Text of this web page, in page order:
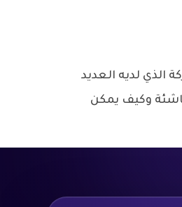
الذي لديه العديد
وكيف يمكن